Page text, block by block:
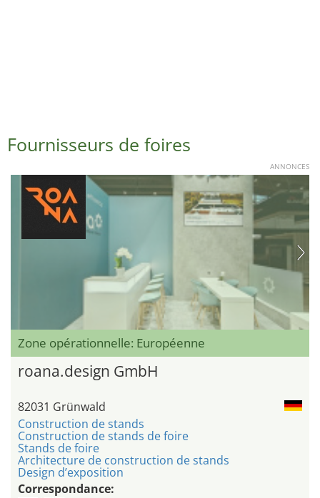
Fournisseurs de foires
ANNONCES
Zone opérationnelle: Européenne
roana.design GmbH
82031 Grünwald
Construction de stands
Construction de stands de foire
Stands de foire
Architecture de construction de stands
Design d’exposition
Correspondance: